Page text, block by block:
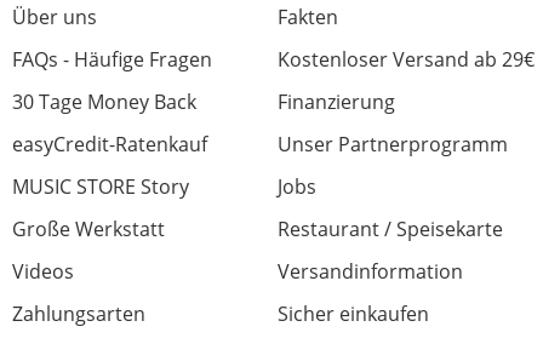
Über uns
Fakten
FAQs - Häufige Fragen
Kostenloser Versand ab 29€
30 Tage Money Back
Finanzierung
easyCredit-Ratenkauf
Unser Partnerprogramm
MUSIC STORE Story
Jobs
Große Werkstatt
Restaurant / Speisekarte
Videos
Versandinformation
Zahlungsarten
Sicher einkaufen